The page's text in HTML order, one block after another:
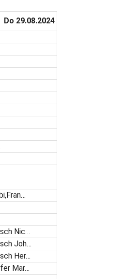
Do 29.08.2024
Nic…
Joh…
Her…
Mar…